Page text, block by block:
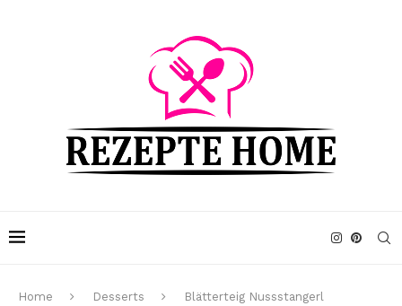
Home Desserts Blätterteig Nussstangerl